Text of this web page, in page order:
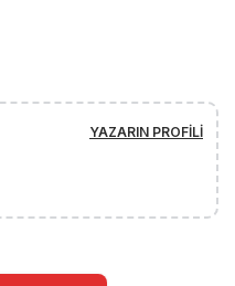
YAZARIN PROFILI